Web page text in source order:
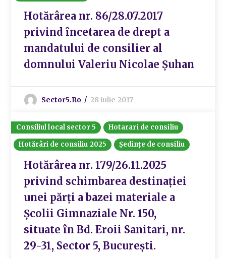
Hotărârea nr. 86/28.07.2017
privind încetarea de drept a
mandatului de consilier al
domnului Valeriu Nicolae Șuhan
Sector5.ro 28 iulie 2017
Consiliul local sector 5
Hotarari de consiliu
Hotărâri de consiliu 2025
Ședințe de consiliu
Hotărârea nr. 179/26.11.2025
privind schimbarea destinației
unei părți a bazei materiale a
Școlii Gimnaziale Nr. 150,
situate în Bd. Eroii Sanitari, nr.
29-31, Sector 5, București.